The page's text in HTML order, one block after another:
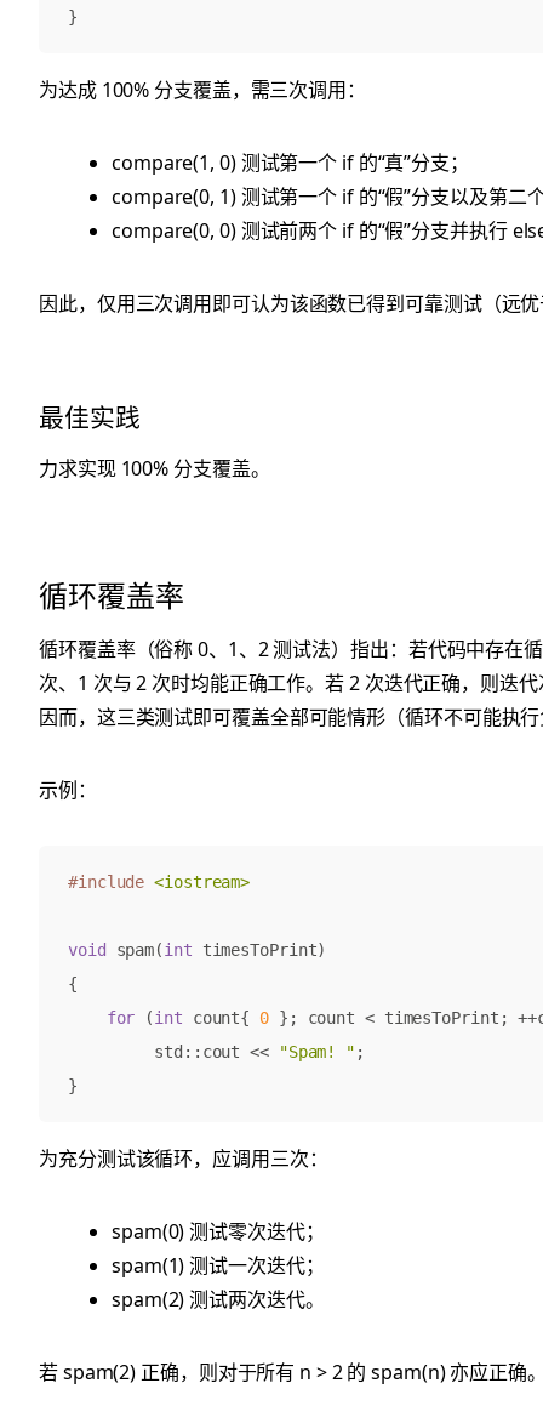
}
为达成 100% 分支覆盖，需三次调用：
compare(1, 0) 测试第一个 if 的“真”分支；
compare(0, 1) 测试第一个 if 的“假”分支以及第二
compare(0, 0) 测试前两个 if 的“假”分支并执行
因此，仅用三次调用即可认为该函数已得到可靠测试（远
最佳实践
力求实现 100% 分支覆盖。
循环覆盖率
循环覆盖率（俗称 0、1、2 测试法）指出：若代码中存在
次、1 次与 2 次时均能正确工作。若 2 次迭代正确，则迭
因而，这三类测试即可覆盖全部可能情形（循环不可能执
示例：
#include <iostream>
void spam(int timesToPrint)
{
for
(int count{ 0 }; count < timesToPrint ; ++
std :: cout << "Spam! " ;
}
为充分测试该循环，应调用三次：
spam(0) 测试零次迭代；
spam(1) 测试一次迭代；
spam(2) 测试两次迭代。
若 spam(2) 正确，则对于所有 n > 2 的 spam(n) 亦应正确